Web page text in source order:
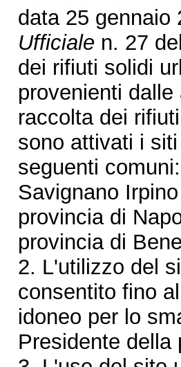
data 25
Ufficiale n. 27
dei rifiuti solidi
provenienti
raccolta dei
sono attivati i
seguenti
Savignano
provincia di
provincia di
2. L'utilizzo del
consentito fino
idoneo per lo
Presidente della